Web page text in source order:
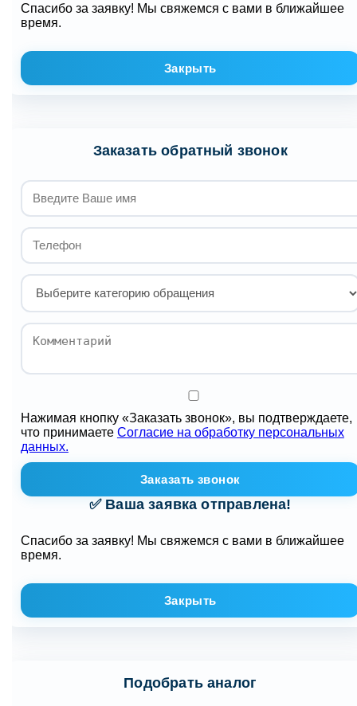
Спасибо за заявку! Мы свяжемся с вами в ближайшее
время.
Закрыть
Заказать обратный звонок
Нажимая кнопку «Заказать звонок», вы подтверждаете,
что принимаетеСогласие на обработку персональных
данных.
Заказать звонок
✅ Ваша заявка отправлена!
Спасибо за заявку! Мы свяжемся с вами в ближайшее
время.
Закрыть
Подобрать аналог